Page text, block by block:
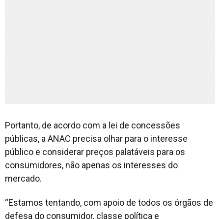
Portanto, de acordo com a lei de concessões
públicas, a ANAC precisa olhar para o interesse
público e considerar preços palatáveis para os
consumidores, não apenas os interesses do
mercado.
“Estamos tentando, com apoio de todos os órgãos de
defesa do consumidor, classe política e